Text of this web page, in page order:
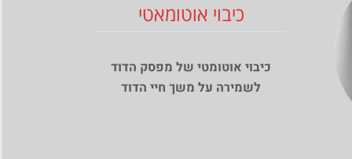
כיבוי אוטומאטי
כיבוי אוטומטי של מפסק הדוד
לשמירה על משך חיי הדוד